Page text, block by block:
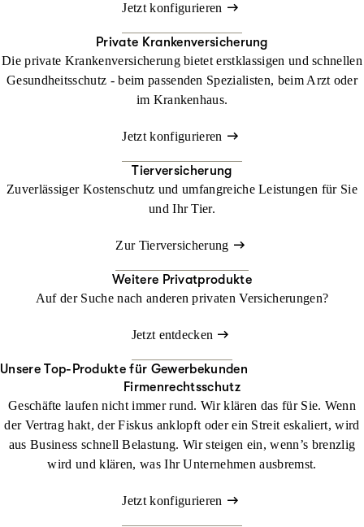
Jetzt konfigurieren
Private Krankenversicherung
Die private Krankenversicherung bietet erstklassigen und schnellen
Gesundheitsschutz - beim passenden Spezialisten, beim Arzt oder
im Krankenhaus.
Jetzt konfigurieren
Tierversicherung
Zuverlässiger Kostenschutz und umfangreiche Leistungen für Sie
und Ihr Tier.
Zur Tierversicherung
Weitere Privatprodukte
Auf der Suche nach anderen privaten Versicherungen?
Jetzt entdecken
Unsere Top-Produkte für Gewerbekunden
Firmenrechtsschutz
Geschäfte laufen nicht immer rund. Wir klären das für Sie. Wenn
der Vertrag hakt, der Fiskus anklopft oder ein Streit eskaliert, wird
aus Business schnell Belastung. Wir steigen ein, wenn’s brenzlig
wird und klären, was Ihr Unternehmen ausbremst.
Jetzt konfigurieren